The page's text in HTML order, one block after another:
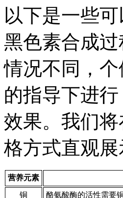
以下是一些
黑色素合成
情况不同，
的指导下进
效果。我们
格方式直观展
营养元素
铜 酪氨酸酶的活性需要